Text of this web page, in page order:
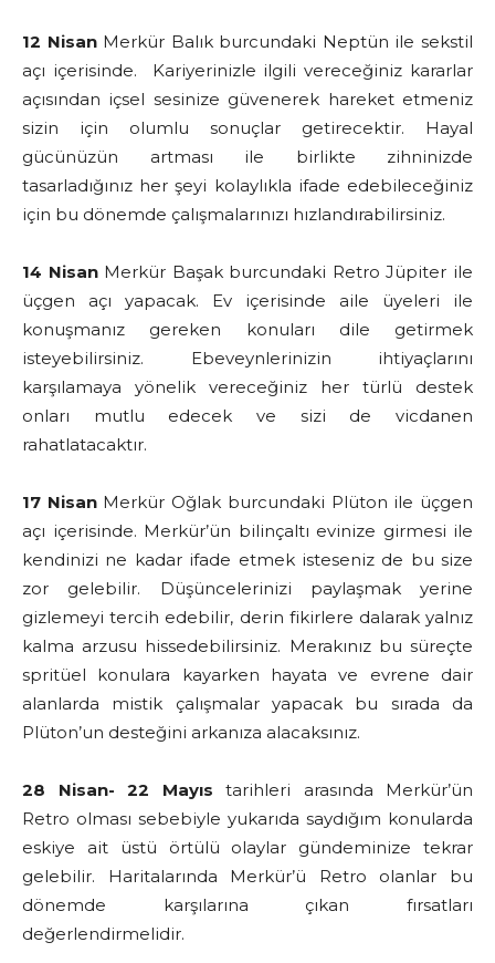
12 NisanMerkür Balık burcundaki Neptün ile sekstil
açı içerisinde. Kariyerinizle ilgili vereceğiniz kararlar
açısından içsel sesinize güvenerek hareket etmeniz
sizin için olumlu sonuçlar getirecektir. Hayal
gücünüzün artması ile birlikte zihninizde
tasarladığınız her şeyi kolaylıkla ifade edebileceğiniz
için bu dönemde çalışmalarınızı hızlandırabilirsiniz.
14 NisanMerkür Başak burcundaki Retro Jüpiter ile
üçgen açı yapacak. Ev içerisinde aile üyeleri ile
konuşmanız gereken konuları dile getirmek
isteyebilirsiniz. Ebeveynlerinizin ihtiyaçlarını
karşılamaya yönelik vereceğiniz her türlü destek
onları mutlu edecek ve sizi de vicdanen
rahatlatacaktır.
17 NisanMerkür Oğlak burcundaki Plüton ile üçgen
açı içerisinde. Merkür’ün bilinçaltı evinize girmesi ile
kendinizi ne kadar ifade etmek isteseniz de bu size
zor gelebilir. Düşüncelerinizi paylaşmak yerine
gizlemeyi tercih edebilir, derin fikirlere dalarak yalnız
kalma arzusu hissedebilirsiniz. Merakınız bu süreçte
spritüel konulara kayarken hayata ve evrene dair
alanlarda mistik çalışmalar yapacak bu sırada da
Plüton’un desteğini arkanıza alacaksınız.
28 Nisan- 22 Mayıs tarihleri arasında Merkür’ün
Retro olması sebebiyle yukarıda saydığım konularda
eskiye ait üstü örtülü olaylar gündeminize tekrar
gelebilir. Haritalarında Merkür’ü Retro olanlar bu
dönemde karşılarına çıkan fırsatları
değerlendirmelidir.